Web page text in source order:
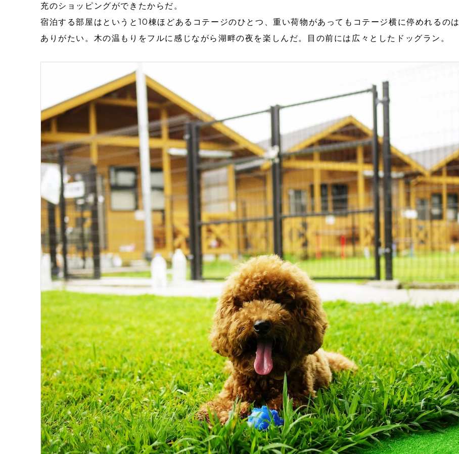
充のショッピングができたからだ。
宿泊する部屋はというと10棟ほどあるコテージのひとつ、重い荷物があってもコテージ横に停めれるのは
ありがたい。木の温もりをフルに感じながら湖畔の夜を楽しんだ。目の前には広々としたドッグラン。